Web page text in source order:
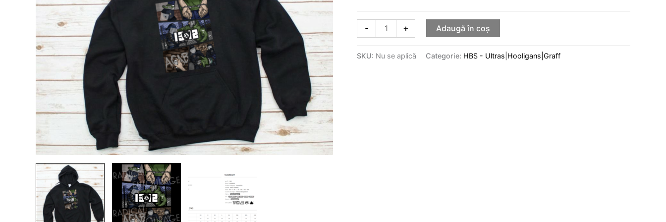
- + Adaugă în coș
SKU: Nu se aplică Categorie: HBS - Ultras|Hooligans|Graff